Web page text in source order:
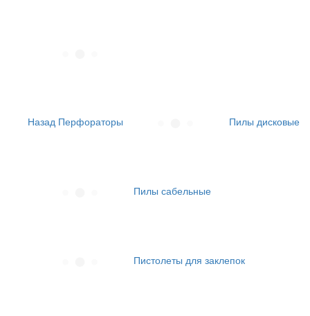
Назад Перфораторы Пилы дисковые
Пилы сабельные
Пистолеты для заклепок